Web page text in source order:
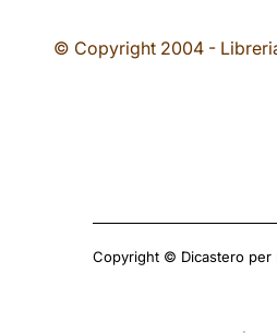
© Copyright 2004 -
Copyright © Dicastero per